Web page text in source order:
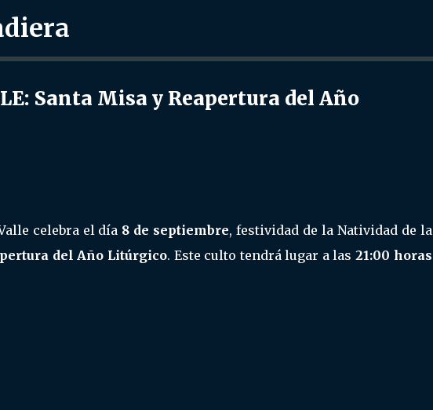
Santa Misa y Reapertura del Año
celebra el día 8 de septiembre, festividad de la Natividad de la
del Año Litúrgico. Este culto tendrá lugar a las 21:00 horas